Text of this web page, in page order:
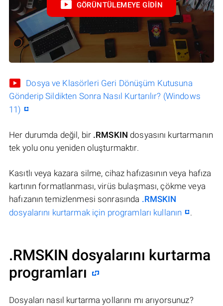
GÖRÜNTÜLEMEYE GIDIN
Dosya ve Klasörleri Geri Dönüşüm Kutusuna
Gönderip Sildikten Sonra Nasıl Kurtarılır? (Windows
11)
Her durumda değil, bir .RMSKIN dosyasını kurtarmanın
tek yolu onu yeniden oluşturmaktır.
Kasıtlı veya kazara silme, cihaz hafızasının veya hafıza
kartının formatlanması, virüs bulaşması, çökme veya
hafızanın temizlenmesi sonrasında .RMSKIN
dosyalarını kurtarmak için programları kullanın
.
.RMSKIN dosyalarını kurtarma
programları
Dosyaları nasıl kurtarma yollarını mı arıyorsunuz?